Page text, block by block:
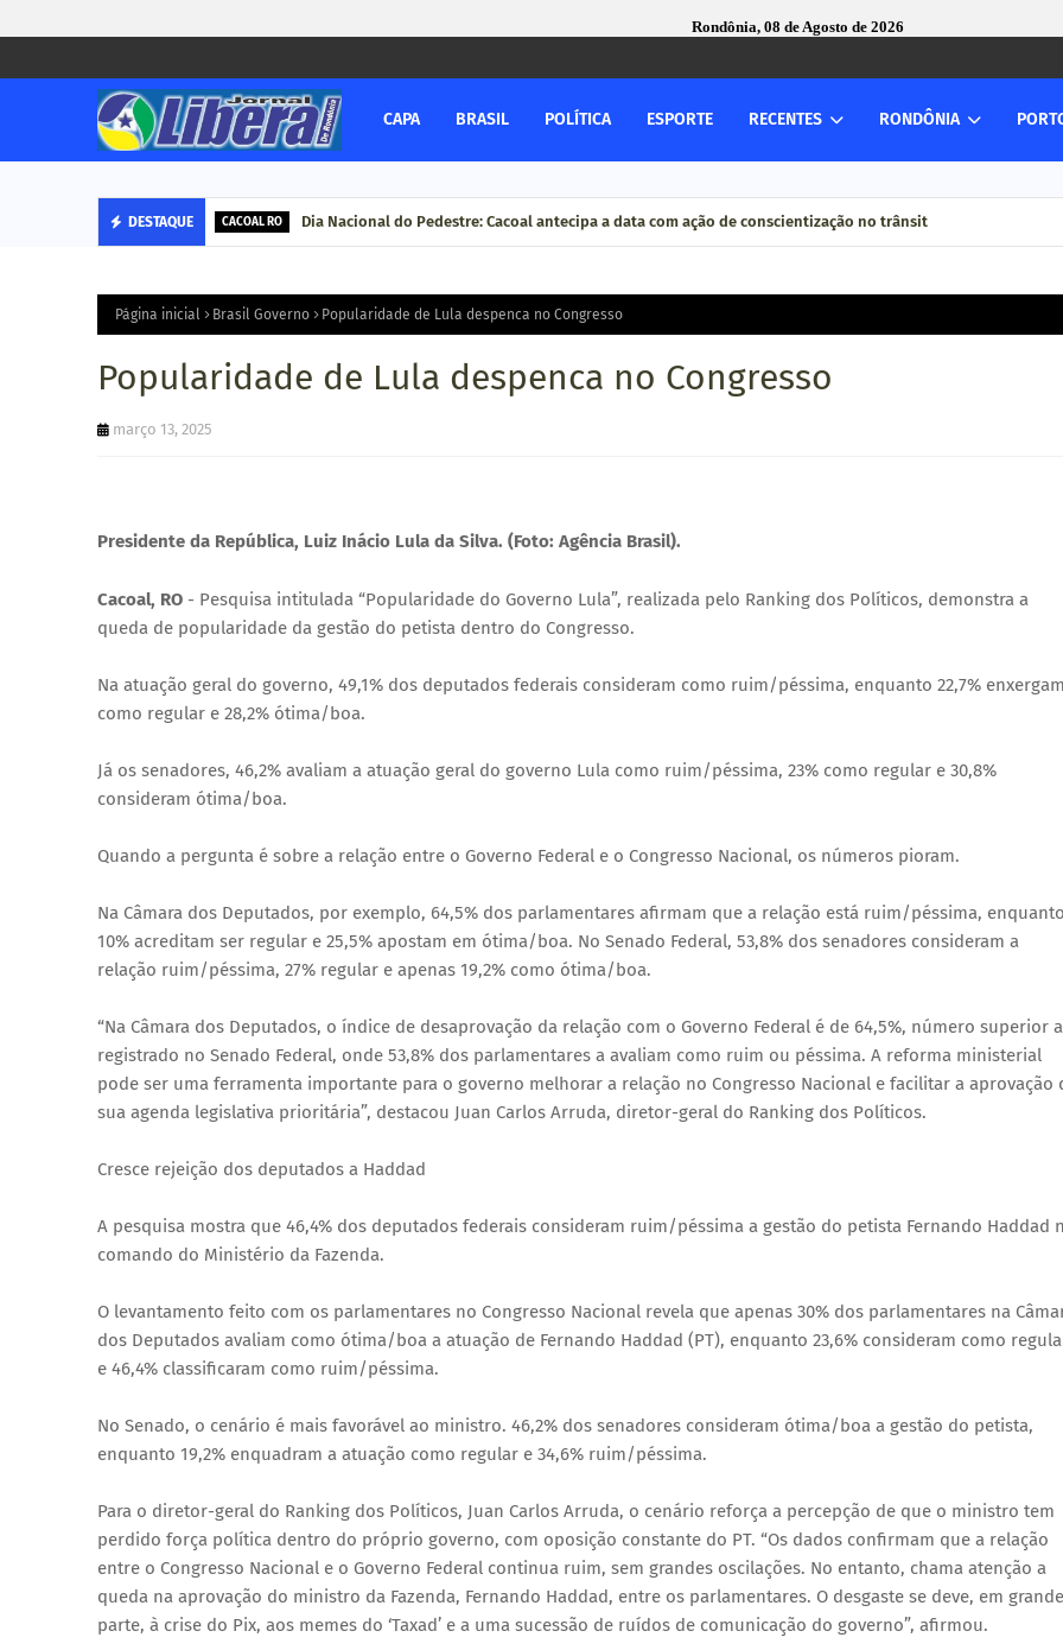
Rondônia, 08 de Agosto de 2026
CAPA BRASIL POLÍTICA ESPORTE RECENTES RONDÔNIA
DESTAQUE CACOAL RO Dia Nacional do Pedestre: Cacoal antecipa a data com ação de conscientização no trânsit
DESTAQUE Corregedoria-Geral do MPRO debate aperfeiçoamento do MP brasileiro em reunião do CNCGMPEU,
Página inicial Brasil Governo Popularidade de Lula despenca no Congresso
Popularidade de Lula despenca no Congresso
março 13, 2025
Presidente da República, Luiz Inácio Lula da Silva. (Foto: Agência Brasil).
Cacoal, RO - Pesquisa intitulada “Popularidade do Governo Lula”, realizada pelo Ranking dos Políticos, demonstra a
queda de popularidade da gestão do petista dentro do Congresso.
Na atuação geral do governo, 49,1% dos deputados federais consideram como ruim/péssima, enquanto 22,7% enxergam
como regular e 28,2% ótima/boa.
Já os senadores, 46,2% avaliam a atuação geral do governo Lula como ruim/péssima, 23% como regular e 30,8%
consideram ótima/boa.
Quando a pergunta é sobre a relação entre o Governo Federal e o Congresso Nacional, os números pioram.
Na Câmara dos Deputados, por exemplo, 64,5% dos parlamentares afirmam que a relação está ruim/péssima, enquanto
10% acreditam ser regular e 25,5% apostam em ótima/boa. No Senado Federal, 53,8% dos senadores consideram a
relação ruim/péssima, 27% regular e apenas 19,2% como ótima/boa.
“Na Câmara dos Deputados, o índice de desaprovação da relação com o Governo Federal é de 64,5%, número superior
registrado no Senado Federal, onde 53,8% dos parlamentares a avaliam como ruim ou péssima. A reforma ministerial
pode ser uma ferramenta importante para o governo melhorar a relação no Congresso Nacional e facilitar a aprovação
sua agenda legislativa prioritária”, destacou Juan Carlos Arruda, diretor-geral do Ranking dos Políticos.
Cresce rejeição dos deputados a Haddad
A pesquisa mostra que 46,4% dos deputados federais consideram ruim/péssima a gestão do petista Fernando Haddad
comando do Ministério da Fazenda.
O levantamento feito com os parlamentares no Congresso Nacional revela que apenas 30% dos parlamentares na
dos Deputados avaliam como ótima/boa a atuação de Fernando Haddad (PT), enquanto 23,6% consideram como
e 46,4% classificaram como ruim/péssima.
No Senado, o cenário é mais favorável ao ministro. 46,2% dos senadores consideram ótima/boa a gestão do petista,
enquanto 19,2% enquadram a atuação como regular e 34,6% ruim/péssima.
Para o diretor-geral do Ranking dos Políticos, Juan Carlos Arruda, o cenário reforça a percepção de que o ministro tem
perdido força política dentro do próprio governo, com oposição constante do PT. “Os dados confirmam que a relação
entre o Congresso Nacional e o Governo Federal continua ruim, sem grandes oscilações. No entanto, chama atenção a
queda na aprovação do ministro da Fazenda, Fernando Haddad, entre os parlamentares. O desgaste se deve, em grande
parte, à crise do Pix, aos memes do ‘Taxad’ e a uma sucessão de ruídos de comunicação do governo”, afirmou.